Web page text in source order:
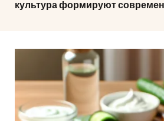
культура формируют